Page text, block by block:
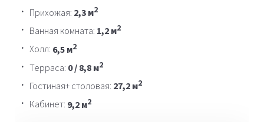
Прихожая: 2,3 м2
Ванная комната: 1,2 м2
Холл: 6,5 м2
Терраса: 0 / 8,8 м2
Гостиная+ столовая: 27,2 м2
Кабинет: 9,2 м2